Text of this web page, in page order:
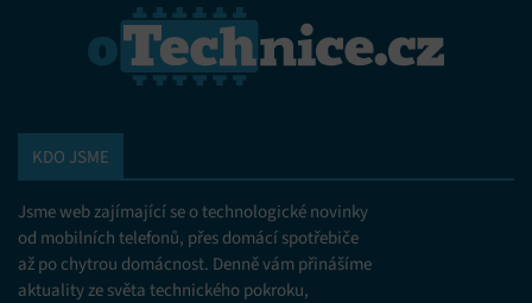
KDO JSME
Jsme web zajímající se o technologické novinky
od mobilních telefonů, přes domácí spotřebiče
až po chytrou domácnost. Denně vám přinášíme
aktuality ze světa technického pokroku,